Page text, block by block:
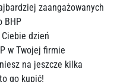
zaangażowanych
BHP
dzień
w Twojej firmie
na jeszcze kilka
go kupić!